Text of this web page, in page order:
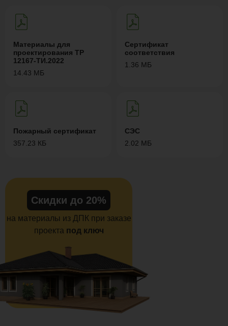
Материалы для
проектирования ТР
12167-ТИ.2022
14.43 МБ
Сертификат
соответствия
1.36 МБ
Пожарный сертификат
357.23 КБ
СЭС
2.02 МБ
Скидки до 20%
на материалы из ДПК при заказе
проекта под ключ